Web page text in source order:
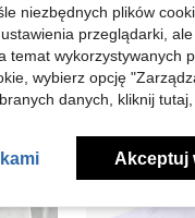
21,99zł
niezbędnych plików
przeglądarki,
temat wykorzystywanych
wybierz opcję
danych, kliknij tutaj,
Akceptuj